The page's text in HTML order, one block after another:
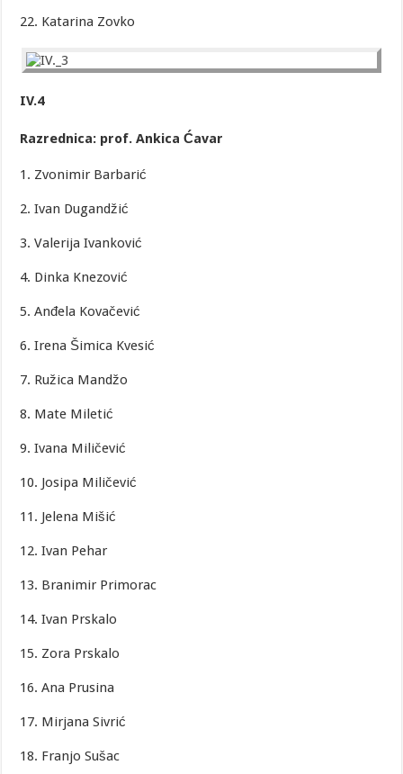
22. Katarina Zovko
IV.4
Razrednica: prof. Ankica Ćavar
1. Zvonimir Barbarić
2. Ivan Dugandžić
3. Valerija Ivanković
4. Dinka Knezović
5. Anđela Kovačević
6. Irena Šimica Kvesić
7. Ružica Mandžo
8. Mate Miletić
9. Ivana Miličević
10. Josipa Miličević
11. Jelena Mišić
12. Ivan Pehar
13. Branimir Primorac
14. Ivan Prskalo
15. Zora Prskalo
16. Ana Prusina
17. Mirjana Sivrić
18. Franjo Sušac